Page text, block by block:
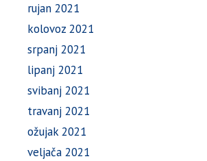
rujan 2021
kolovoz 2021
srpanj 2021
lipanj 2021
svibanj 2021
travanj 2021
ožujak 2021
veljača 2021